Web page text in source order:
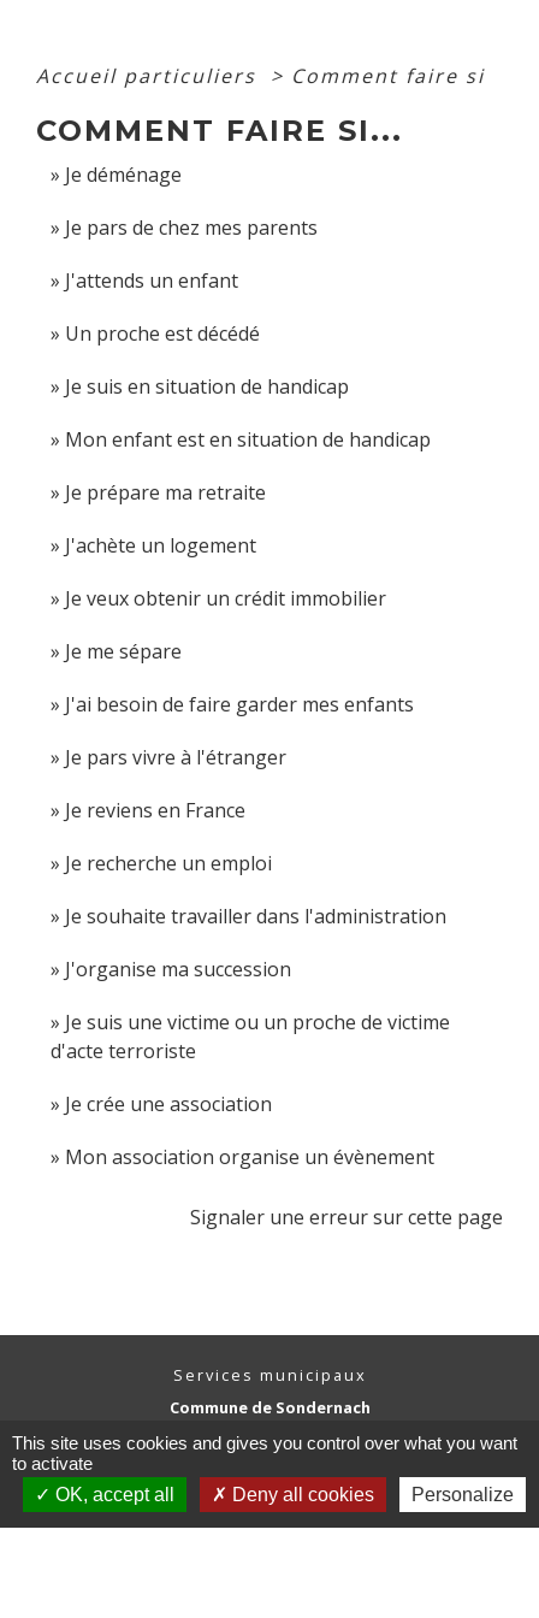
Accueil particuliers > Comment faire si
COMMENT FAIRE SI...
Je déménage
Je pars de chez mes parents
J'attends un enfant
Un proche est décédé
Je suis en situation de handicap
Mon enfant est en situation de handicap
Je prépare ma retraite
J'achète un logement
Je veux obtenir un crédit immobilier
Je me sépare
J'ai besoin de faire garder mes enfants
Je pars vivre à l'étranger
Je reviens en France
Je recherche un emploi
Je souhaite travailler dans l'administration
J'organise ma succession
Je suis une victime ou un proche de victime
d'acte terroriste
Je crée une association
Mon association organise un évènement
Signaler une erreur sur cette page
Services municipaux
Commune de Sondernach
68380 Sondernach - FRANCE
+33 3 89 77 60 20
This site uses cookies and gives you control over what you want
to activate
OK, accept all
Deny all cookies Personalize